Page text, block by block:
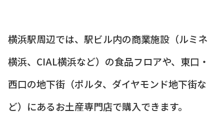
横浜駅周辺では、駅ビル内の商業施設（ルミネ
横浜、CIAL横浜など）の食品フロアや、東口・
西口の地下街（ポルタ、ダイヤモンド地下街な
ど）にあるお土産専門店で購入できます。